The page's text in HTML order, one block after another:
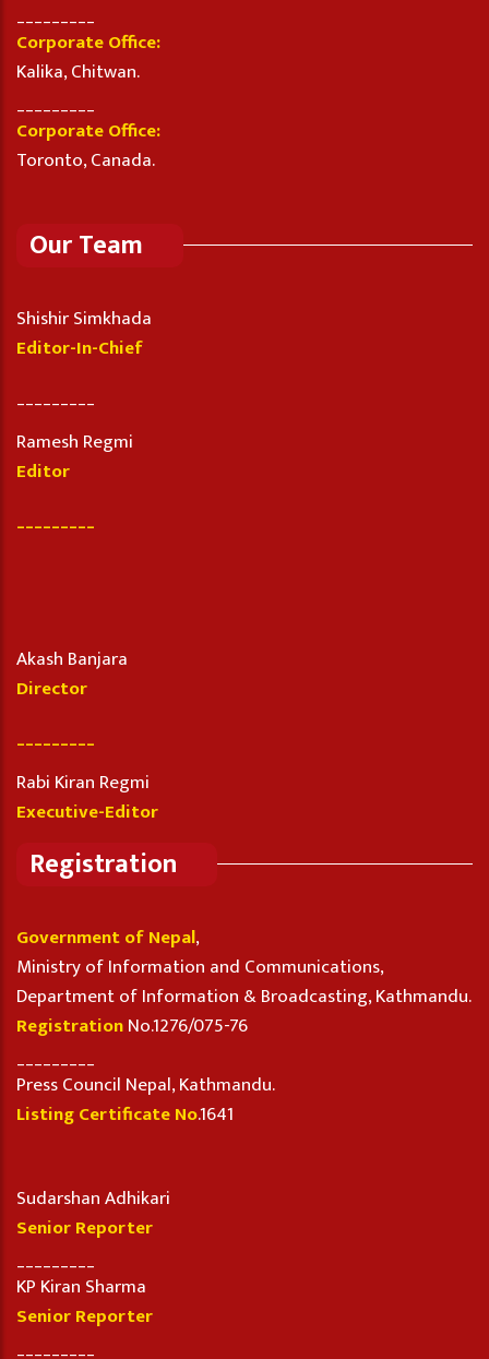
Corporate Office:
Kalika, Chitwan.
Corporate Office:
Toronto, Canada.
Our Team
Shishir Simkhada
Editor-In-Chief
Ramesh Regmi
Editor
_________
Akash Banjara
Director
_________
Rabi Kiran Regmi
Executive-Editor
Registration
Government of Nepal,
Ministry of Information and Communications,
Department of Information & Broadcasting, Kathmandu.
RegistrationNo.1276/075-76
Press Council Nepal, Kathmandu.
Listing Certificate No.1641
Sudarshan Adhikari
Senior Reporter
KP Kiran Sharma
Senior Reporter